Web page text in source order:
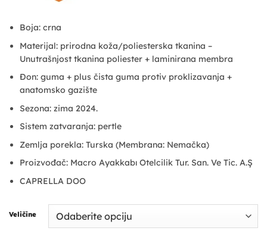
Boja: crna
Materijal: prirodna koža/poliesterska tkanina –
Unutrašnjost tkanina poliester + laminirana membra
Đon: guma + plus čista guma protiv proklizavanja +
anatomsko gazište
Sezona: zima 2024.
Sistem zatvaranja: pertle
Zemlja porekla: Turska (Membrana: Nemačka)
Proizvođač: Macro Ayakkabı Otelcilik Tur. San. Ve Tic. A.Ş
CAPRELLA DOO
Veličine